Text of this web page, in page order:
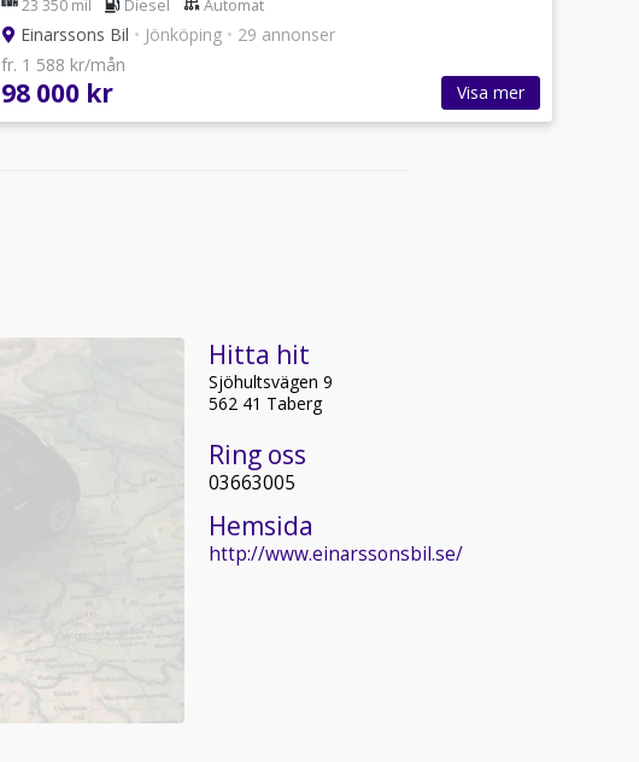
23 350 mil Diesel Automat
Einarssons Bil • Jönköping • 29 annonser
fr. 1 588 kr/mån
98 000 kr Visa mer
Hitta hit
Sjöhultsvägen 9
562 41 Taberg
Ring oss
03663005
Hemsida
http://www.einarssonsbil.se/